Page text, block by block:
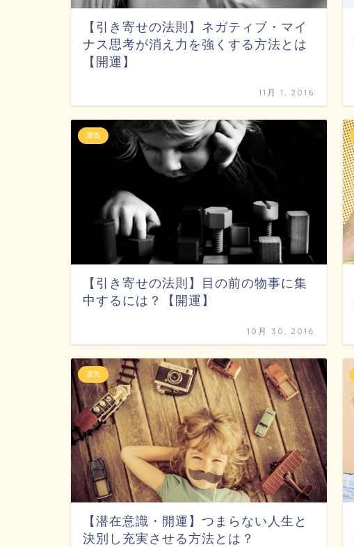
【引き寄せの法則】ネガティブ・マイ
ナス思考が消え力を強くする方法とは
【開運】
11月 1, 2016
運気
【引き寄せの法則】目の前の物事に集
中するには？【開運】
10月 30, 2016
運気
【潜在意識・開運】つまらない人生と
決別し充実させる方法とは？